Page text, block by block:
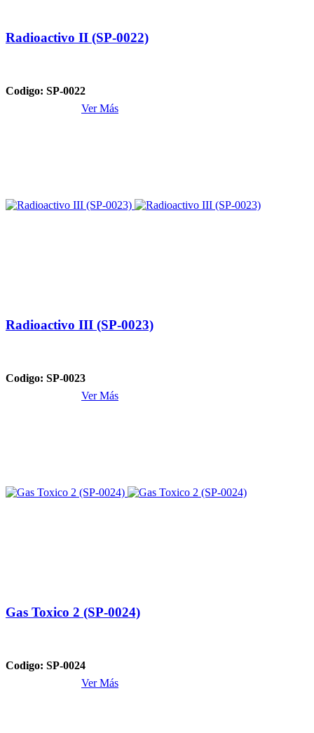
Radioactivo II (SP-0022)
Codigo: SP-0022
Ver Más
Radioactivo III (SP-0023)
Codigo: SP-0023
Ver Más
Gas Toxico 2 (SP-0024)
Codigo: SP-0024
Ver Más